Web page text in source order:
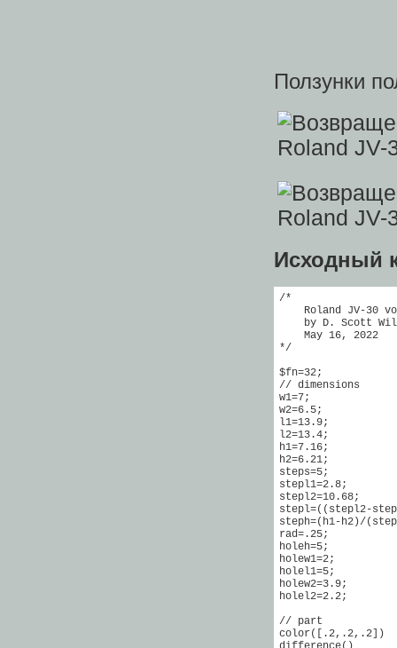
Ползунки
Исходный
/*
Roland JV-30
by D. Scott
    May 16, 2022
*/
$fn=32;
// dimensions
w1=7;
w2=6.5;
l1=13.9;
l2=13.4;
h1=7.16;
h2=6.21;
steps=5;
stepl1=2.8;
stepl2=10.68;
stepl=((stepl2-
steph=(h1-h2)/
rad=.25;
holeh=5;
holew1=2;
holel1=5;
holew2=3.9;
holel2=2.2;
// part
color([.2,.2,.2])